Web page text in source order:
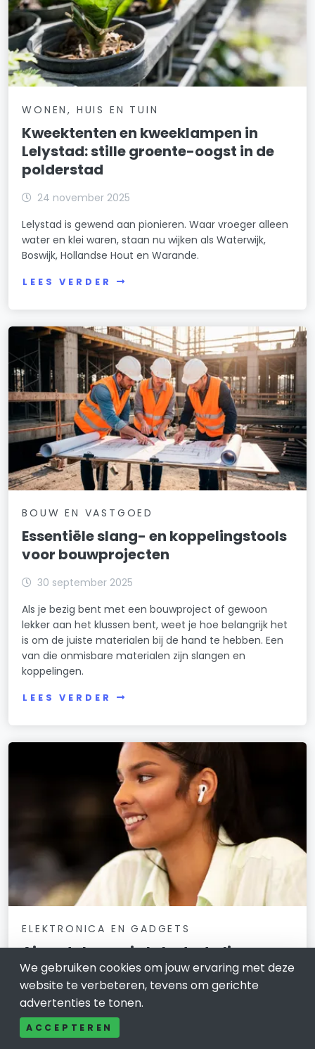
WONEN, HUIS EN TUIN
Kweektenten en kweeklampen in
Lelystad: stille groente-oogst in de
polderstad
24 november 2025
Lelystad is gewend aan pionieren. Waar vroeger alleen
water en klei waren, staan nu wijken als Waterwijk,
Boswijk, Hollandse Hout en Warande.
LEES VERDER
BOUW EN VASTGOED
Essentiële slang- en koppelingstools
voor bouwprojecten
30 september 2025
Als je bezig bent met een bouwproject of gewoon
lekker aan het klussen bent, weet je hoe belangrijk het
is om de juiste materialen bij de hand te hebben. Een
van die onmisbare materialen zijn slangen en
koppelingen.
LEES VERDER
ELEKTRONICA EN GADGETS
Airpods kopen in Lelystad: slim,
stijlvol én dichtbij geregeld
30 juni 2025
Ze zijn haast niet meer weg te denken uit het
straatbeeld: de draadloze oordopjes van Apple. Tijdens
We gebruiken cookies om jouw ervaring met deze
website te verbeteren, tevens om gerichte
advertenties te tonen.
ACCEPTEREN